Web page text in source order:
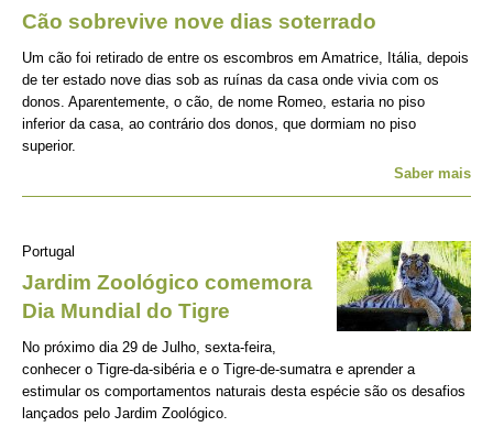
Cão sobrevive nove dias soterrado
Um cão foi retirado de entre os escombros em Amatrice, Itália, depois
de ter estado nove dias sob as ruínas da casa onde vivia com os
donos. Aparentemente, o cão, de nome Romeo, estaria no piso
inferior da casa, ao contrário dos donos, que dormiam no piso
superior.
Saber mais
Portugal
Jardim Zoológico comemora
Dia Mundial do Tigre
No próximo dia 29 de Julho, sexta-feira,
conhecer o Tigre-da-sibéria e o Tigre-de-sumatra e aprender a
estimular os comportamentos naturais desta espécie são os desafios
lançados pelo Jardim Zoológico.